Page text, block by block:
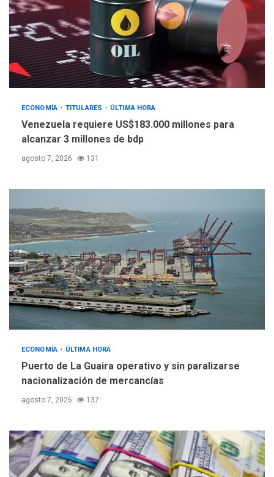
4
POLÍTICA
TITULARES
ÚLTIMA HORA
Libertad plena para jueza
María Lourdes Afiuni
INTERNACIONALES
ÚLTIMA HORA
España impone controles
ECONOMÍA TITULARES ÚLTIMA HORA
Venezuela requiere US$183.000 millones para
alcanzar 3 millones de bdp
agosto 7, 2026 131
ECONOMÍA ÚLTIMA HORA
Puerto de La Guaira operativo y sin paralizarse
nacionalización de mercancías
agosto 7, 2026 137